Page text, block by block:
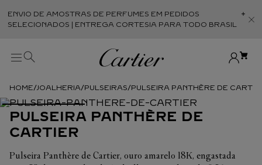
ENVIO DE AMOSTRAS DE PERFUMES EM PEDIDOS
SELECIONADOS | ENTREGA CORTESIA PARA TODO BRASIL
JOALHERIA PULSEIRAS PULSEIRA PANTHÈRE DE
PULSEIRA PANTHÈRE DE
CARTIER
Pulseira Panthère de Cartier, ouro amarelo 18K, engastada